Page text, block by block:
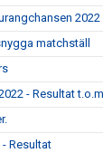
2022
matchställ
- Resultat
Resultat